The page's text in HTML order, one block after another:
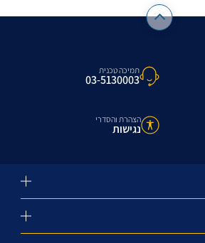
תמיכה טכנית
03-5130003
הצהרת והסדרי
נגישות